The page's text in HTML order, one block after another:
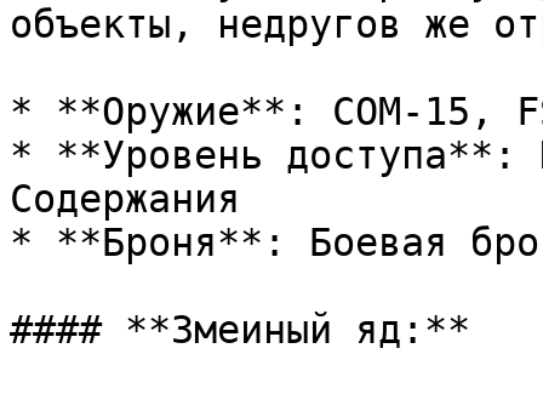
объекты, недругов же
* **Оружие**: COM-15,
* **Уровень доступа**:
Содержания
* **Броня**: Боевая
#### **Змеиный яд:**